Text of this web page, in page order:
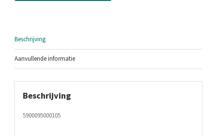
Beschrijving
Aanvullende informatie
Beschrijving
5900095000105